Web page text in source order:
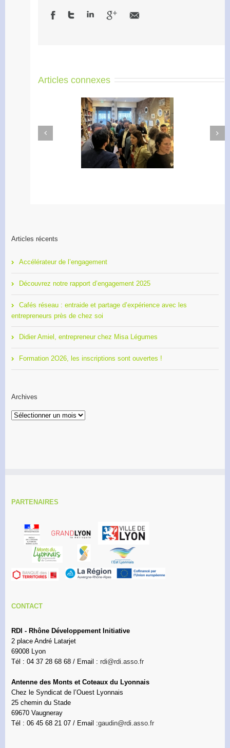
Articles connexes
Accélérateur de
l’engagement
Previous
Next
Articles récents
Accélérateur de l’engagement
Découvrez notre rapport d’engagement 2025
Cafés réseau : entraide et partage d’expérience avec les
entrepreneurs près de chez soi
Didier Amiel, entrepreneur chez Misa Légumes
Formation 2O26, les inscriptions sont ouvertes !
Archives
Archives
PARTENAIRES
CONTACT
RDI - Rhône Développement Initiative
2 place André Latarjet
69008 Lyon
Tél : 04 37 28 68 68 / Email : rdi@rdi.asso.fr
Antenne des Monts et Coteaux du Lyonnais
Chez le Syndicat de l’Ouest Lyonnais
25 chemin du Stade
69670 Vaugneray
Tél : 06 45 68 21 07 / Email :gaudin@rdi.asso.fr